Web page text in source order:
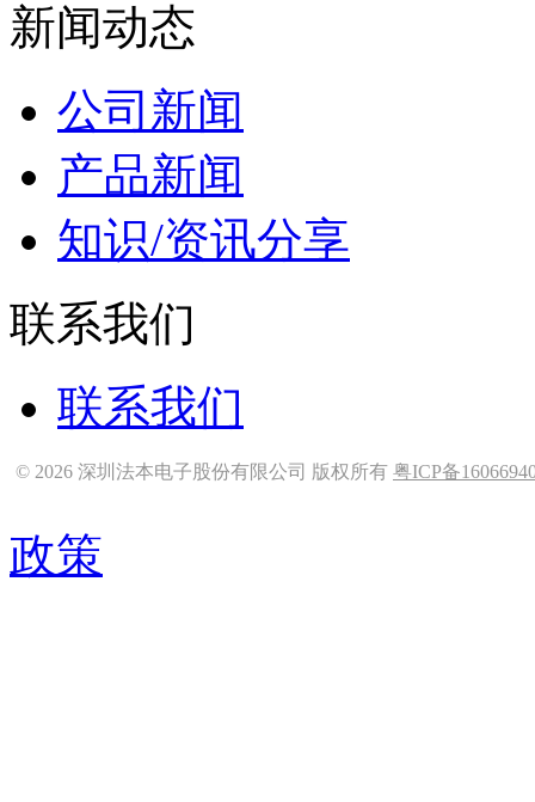
新闻动态
公司新闻
产品新闻
知识/资讯分享
联系我们
联系我们
© 2026 深圳法本电子股份有限公司 版权所有 粤ICP备
政策